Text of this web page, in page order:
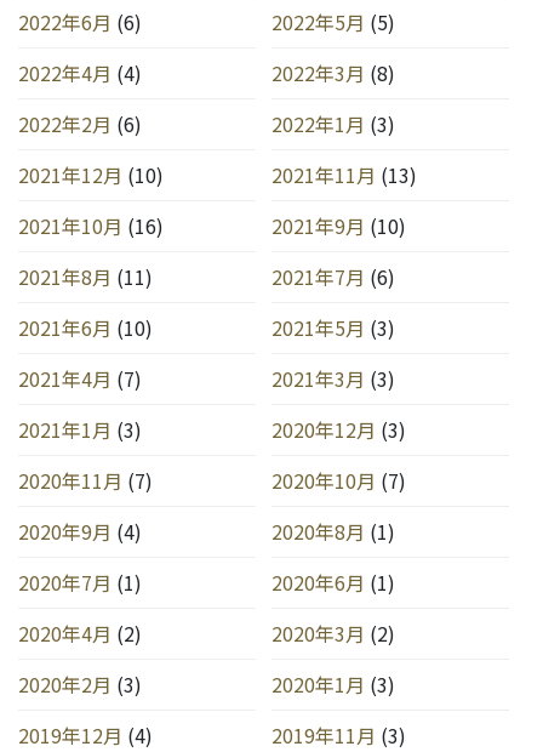
2022年6月 (6) 2022年5月 (5)
2022年4月 (4) 2022年3月 (8)
2022年2月 (6) 2022年1月 (3)
2021年12月 (10) 2021年11月 (13)
2021年10月 (16) 2021年9月 (10)
2021年8月 (11) 2021年7月 (6)
2021年6月 (10) 2021年5月 (3)
2021年4月 (7) 2021年3月 (3)
2021年1月 (3) 2020年12月 (3)
2020年11月 (7) 2020年10月 (7)
2020年9月 (4) 2020年8月 (1)
2020年7月 (1) 2020年6月 (1)
2020年4月 (2) 2020年3月 (2)
2020年2月 (3) 2020年1月 (3)
2019年12月 (4) 2019年11月 (3)